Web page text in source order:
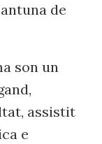
de
son un
assistit
e